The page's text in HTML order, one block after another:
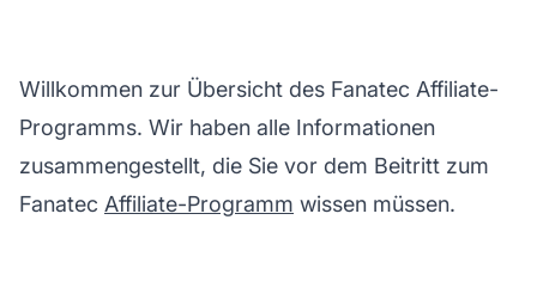
Willkommen zur Übersicht des Fanatec Affiliate-
Programms. Wir haben alle Informationen
zusammengestellt, die Sie vor dem Beitritt zum
Fanatec Affiliate-Programm wissen müssen.